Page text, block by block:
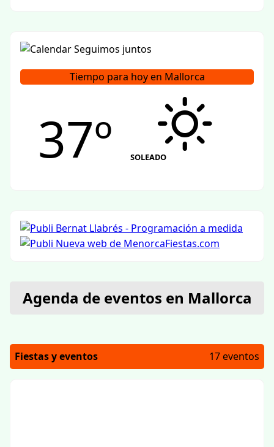
Tiempo para hoy en Mallorca
37º SOLEADO
Agenda de eventos en Mallorca
Fiestas y eventos 17 eventos